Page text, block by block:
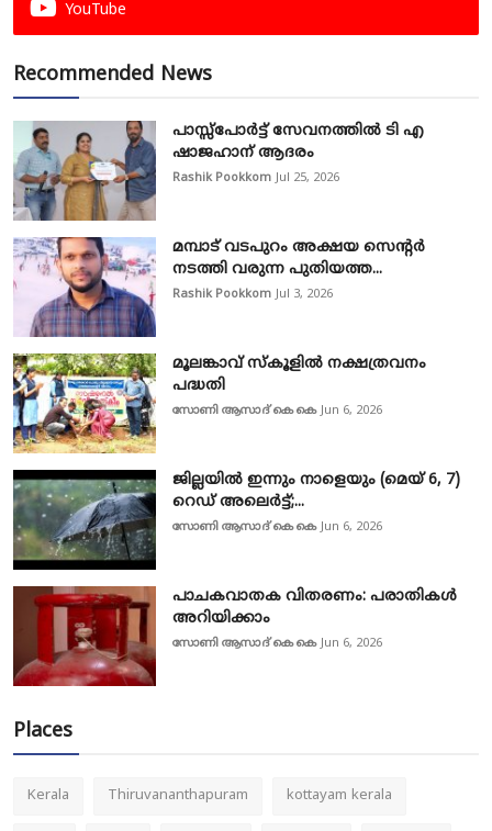
YouTube
Recommended News
പാസ്സ്‌പോർട്ട് സേവനത്തിൽ ടി എ
ഷാജഹാന് ആദരം
Rashik Pookkom Jul 25, 2026
മമ്പാട് വടപുറം അക്ഷയ സെന്റർ
നടത്തി വരുന്ന പുതിയത്ത...
Rashik Pookkom Jul 3, 2026
മൂലങ്കാവ് സ്കൂളിൽ നക്ഷത്രവനം
പദ്ധതി
സോണി ആസാദ് കെ കെ Jun 6, 2026
ജില്ലയിൽ ഇന്നും നാളെയും (മെയ് 6, 7)
റെഡ് അലെർട്ട്;...
സോണി ആസാദ് കെ കെ Jun 6, 2026
പാചകവാതക വിതരണം: പരാതികൾ
അറിയിക്കാം
സോണി ആസാദ് കെ കെ Jun 6, 2026
Places
Kerala Thiruvananthapuram kottayam kerala